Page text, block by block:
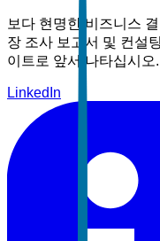
보다 현명한 비즈니스
장 조사 보고서 및 컨설
이트로 앞서 나타십시오.
LinkedIn